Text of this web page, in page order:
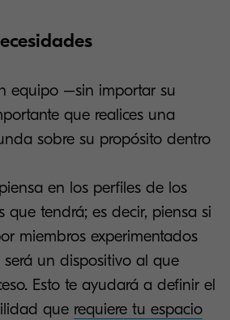
equipo –sin importar su
que realices una
sobre su propósito dentro
en los perfiles de los
que tendrá; es decir, piensa si
miembros experimentados
un dispositivo al que
Esto te ayudará a definir el
que requiere tu espacio